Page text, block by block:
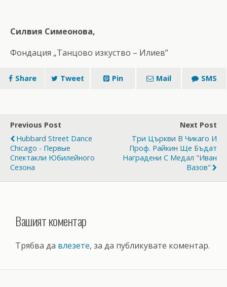
Силвия Симеонова,
Фондация „Танцово изкуство – Илиев”
Share Tweet Pin Mail SMS
Previous Post
Hubbard Street Dance
Chicago - Первые
Спектакли Юбилейного
Сезона
Next Post
Три Църкви В Чикаго И
Проф. Райкин Ще Бъдат
Наградени С Медал "Иван
Вазов"
Вашият коментар
Трябва да влезете, за да публикувате коментар.